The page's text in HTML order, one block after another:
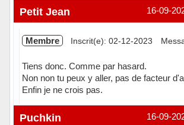
Hors ligne 16-09-
Petit Jean
Membre Inscrit(e): 02-12-2023
Tiens donc. Comme par hasard.
Non non tu peux y aller, pas de facteur
Enfin je ne crois pas.
Hors ligne 16-09-
Puchkin